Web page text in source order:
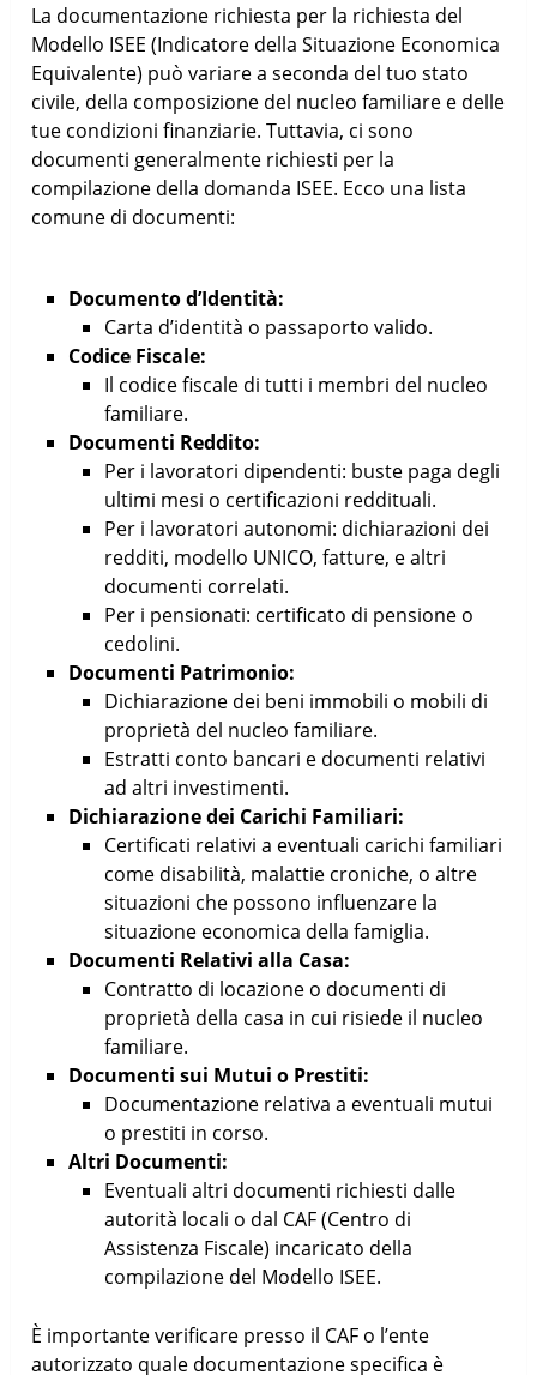
La documentazione richiesta per la richiesta del
Modello ISEE (Indicatore della Situazione Economica
Equivalente) può variare a seconda del tuo stato
civile, della composizione del nucleo familiare e delle
tue condizioni finanziarie. Tuttavia, ci sono
documenti generalmente richiesti per la
compilazione della domanda ISEE. Ecco una lista
comune di documenti:
Documento d’Identità:
Carta d’identità o passaporto valido.
Codice Fiscale:
Il codice fiscale di tutti i membri del nucleo
familiare.
Documenti Reddito:
Per i lavoratori dipendenti: buste paga degli
ultimi mesi o certificazioni reddituali.
Per i lavoratori autonomi: dichiarazioni dei
redditi, modello UNICO, fatture, e altri
documenti correlati.
Per i pensionati: certificato di pensione o
cedolini.
Documenti Patrimonio:
Dichiarazione dei beni immobili o mobili di
proprietà del nucleo familiare.
Estratti conto bancari e documenti relativi
ad altri investimenti.
Dichiarazione dei Carichi Familiari:
Certificati relativi a eventuali carichi familiari
come disabilità, malattie croniche, o altre
situazioni che possono influenzare la
situazione economica della famiglia.
Documenti Relativi alla Casa:
Contratto di locazione o documenti di
proprietà della casa in cui risiede il nucleo
familiare.
Documenti sui Mutui o Prestiti:
Documentazione relativa a eventuali mutui
o prestiti in corso.
Altri Documenti:
Eventuali altri documenti richiesti dalle
autorità locali o dal CAF (Centro di
Assistenza Fiscale) incaricato della
compilazione del Modello ISEE.
È importante verificare presso il CAF o l’ente
autorizzato quale documentazione specifica è